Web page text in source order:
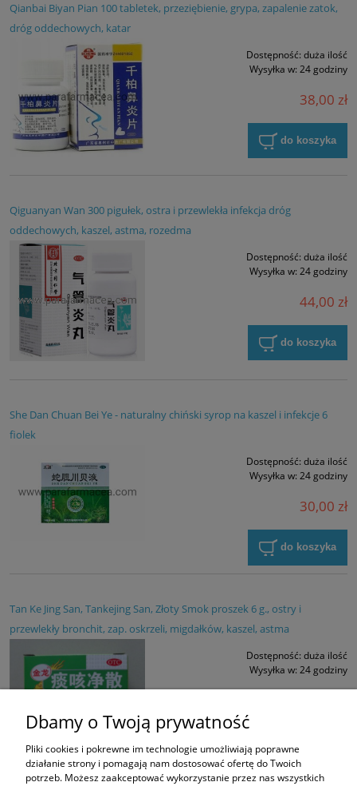
Qianbai Biyan Pian 100 tabletek, przeziębienie, grypa, zapalenie zatok,
dróg oddechowych, katar
Dostępność: duża ilość
Wysyłka w: 24 godziny
38,00 zł
do koszyka
Qiguanyan Wan 300 pigułek, ostra i przewlekła infekcja dróg
oddechowych, kaszel, astma, rozedma
Dostępność: duża ilość
Wysyłka w: 24 godziny
44,00 zł
do koszyka
She Dan Chuan Bei Ye - naturalny chiński syrop na kaszel i infekcje 6
fiolek
Dostępność: duża ilość
Wysyłka w: 24 godziny
30,00 zł
do koszyka
Tan Ke Jing San, Tankejing San, Złoty Smok proszek 6 g., ostry i
przewlekły bronchit, zap. oskrzeli, migdałków, kaszel, astma
Dostępność: duża ilość
Wysyłka w: 24 godziny
Dbamy o Twoją prywatność
Pliki cookies i pokrewne im technologie umożliwiają poprawne
działanie strony i pomagają nam dostosować ofertę do Twoich
potrzeb. Możesz zaakceptować wykorzystanie przez nas wszystkich